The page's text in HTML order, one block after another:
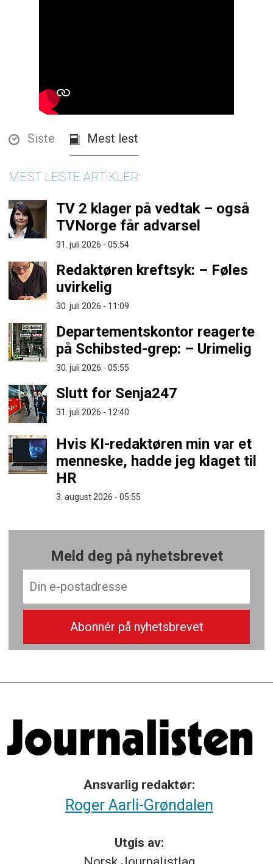
Siste Mest lest
MEST LESTE ARTIKLER
TV 2 klager på vedtak – også
TVNorge får advarsel
31. juli 2026 - 05:54
Redaktøren kreftsyk: – Føles
uvirkelig
30. juli 2026 - 11:09
Departementskontor reagerte
på Schibsted-grep: – Urimelig
30. juli 2026 - 05:55
Slutt for Senja247
31. juli 2026 - 12:40
Hvis KI-redaktøren min var et
menneske, hadde jeg klaget til
HR
3. august 2026 - 05:55
Meld deg på nyhetsbrevet
Ansvarlig redaktør:
Roger Aarli-Grøndalen
Utgis av: